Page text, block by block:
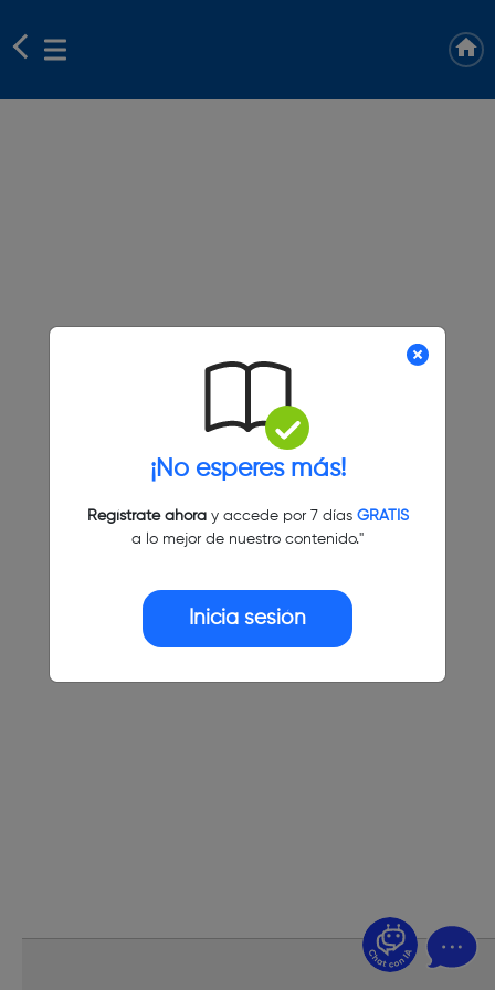
¡No esperes más!
Regístrate ahoray accede por 7 días GRATIS
a lo mejor de nuestro contenido."
Inicia sesión